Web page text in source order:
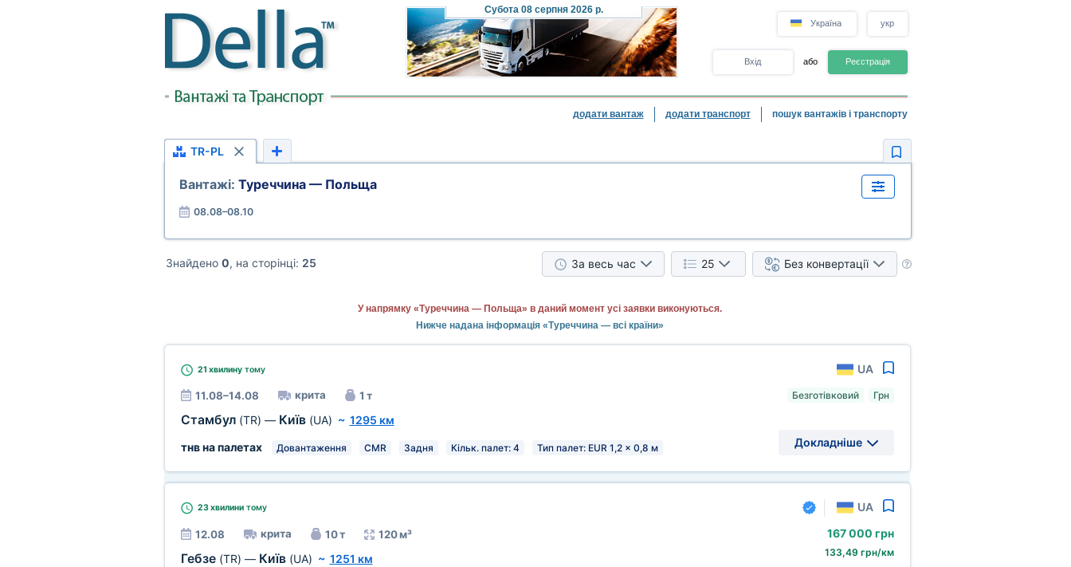
Субота08 серпня 2026 р.
Україна укр
Вхід або Реєстрація
додати вантаж додати транспорт пошук вантажів і транспорту
TR-PL
Вантажі: Туреччина — Польща
08.08–08.10
Знайдено 0, на сторінці: 25 За весь час 25 Без конвертації
У напрямку «Туреччина — Польща» в даний момент усі заявки виконуються.
Нижче надана інформація «Туреччина — всі країни»
21 хвилинутому UA
11.08–14.08 крита 1 т
Стамбул (TR) — Київ (UA) ~ 1295 км
тнв на палетах
Довантаження CMR Задня Кільк. палет: 4 Тип палет: EUR 1,2 x 0,8 м
Безготівковий Грн
Докладніше
23 хвилинитому UA
12.08 крита 10 т 120 м³
Гебзе (TR) — Київ (UA) ~ 1251 км
167 000 грн
133,49 грн/км